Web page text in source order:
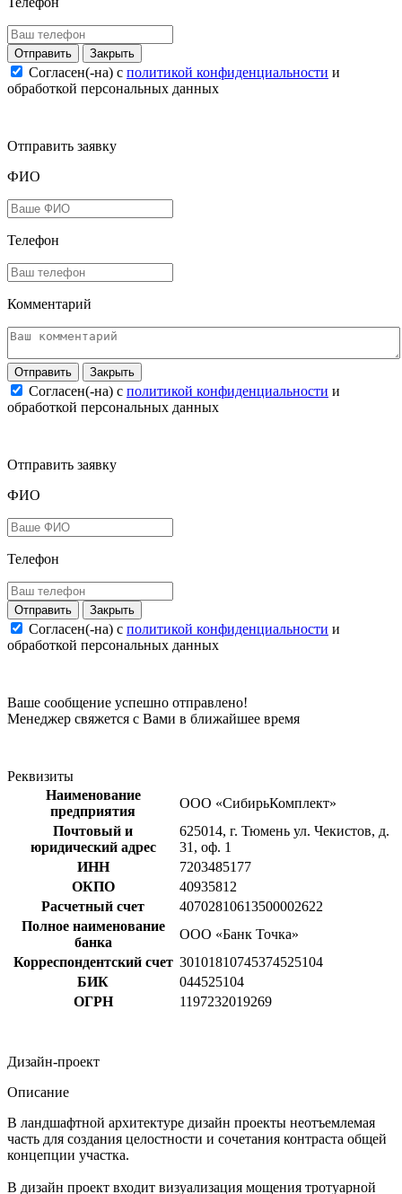
Закрыть
Согласен(-на) c политикой конфиденциальности и
обработкой персональных данных
Отправить заявку
ФИО
Телефон
Комментарий
Закрыть
Согласен(-на) c политикой конфиденциальности и
обработкой персональных данных
Отправить заявку
ФИО
Телефон
Закрыть
Согласен(-на) c политикой конфиденциальности и
обработкой персональных данных
Ваше сообщение успешно отправлено!
Менеджер свяжется с Вами в ближайшее время
Реквизиты
Наименование
предприятия
ООО «СибирьКомплект»
Почтовый и
юридический адрес
625014, г. Тюмень ул. Чекистов, д.
31, оф. 1
ИНН
7203485177
ОКПО
40935812
Расчетный счет
40702810613500002622
Полное наименование
банка
ООО «Банк Точка»
Корреспондентский счет 30101810745374525104
БИК
044525104
ОГРН
1197232019269
Дизайн-проект
Описание
В ландшафтной архитектуре дизайн проекты неотъемлемая
часть для создания целостности и сочетания контраста общей
концепции участка.
В дизайн проект входит визуализация мощения тротуарной